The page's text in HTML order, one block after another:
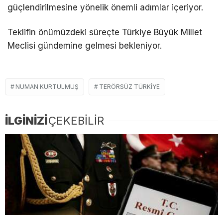
güçlendirilmesine yönelik önemli adımlar içeriyor.
Teklifin önümüzdeki süreçte Türkiye Büyük Millet
Meclisi gündemine gelmesi bekleniyor.
NUMAN KURTULMUŞ TERÖRSÜZ TÜRKIYE
İLGİNİZİÇEKEBİLİR